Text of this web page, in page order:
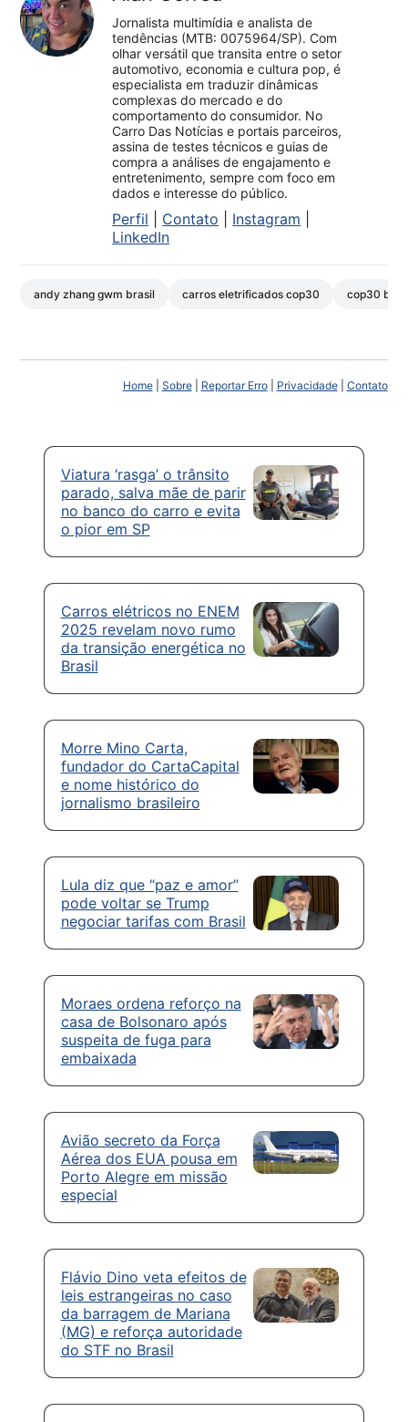
Jornalista multimídia e analista de
tendências (MTB: 0075964/SP). Com
olhar versátil que transita entre o setor
automotivo, economia e cultura pop, é
especialista em traduzir dinâmicas
complexas do mercado e do
comportamento do consumidor. No
Carro Das Notícias e portais parceiros,
assina de testes técnicos e guias de
compra a análises de engajamento e
entretenimento, sempre com foco em
dados e interesse do público.
Perfil Contato Instagram
LinkedIn
andy zhang gwm brasil carros eletrificados cop30 cop30
Home| Sobre| Reportar Erro| Privacidade| Contato
Viatura ‘rasga’ o trânsito
parado, salva mãe de parir
no banco do carro e evita
o pior em SP
Carros elétricos no ENEM
2025 revelam novo rumo
da transição energética no
Brasil
Morre Mino Carta,
fundador do CartaCapital
e nome histórico do
jornalismo brasileiro
Lula diz que “paz e amor”
pode voltar se Trump
negociar tarifas com Brasil
Moraes ordena reforço na
casa de Bolsonaro após
suspeita de fuga para
embaixada
Avião secreto da Força
Aérea dos EUA pousa em
Porto Alegre em missão
especial
Flávio Dino veta efeitos de
leis estrangeiras no caso
da barragem de Mariana
(MG) e reforça autoridade
do STF no Brasil